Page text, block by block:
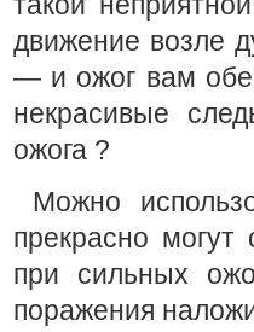
движение возле
— и ожог вам
некрасивые
ожога ?
Можно
прекрасно
при сильных
поражения